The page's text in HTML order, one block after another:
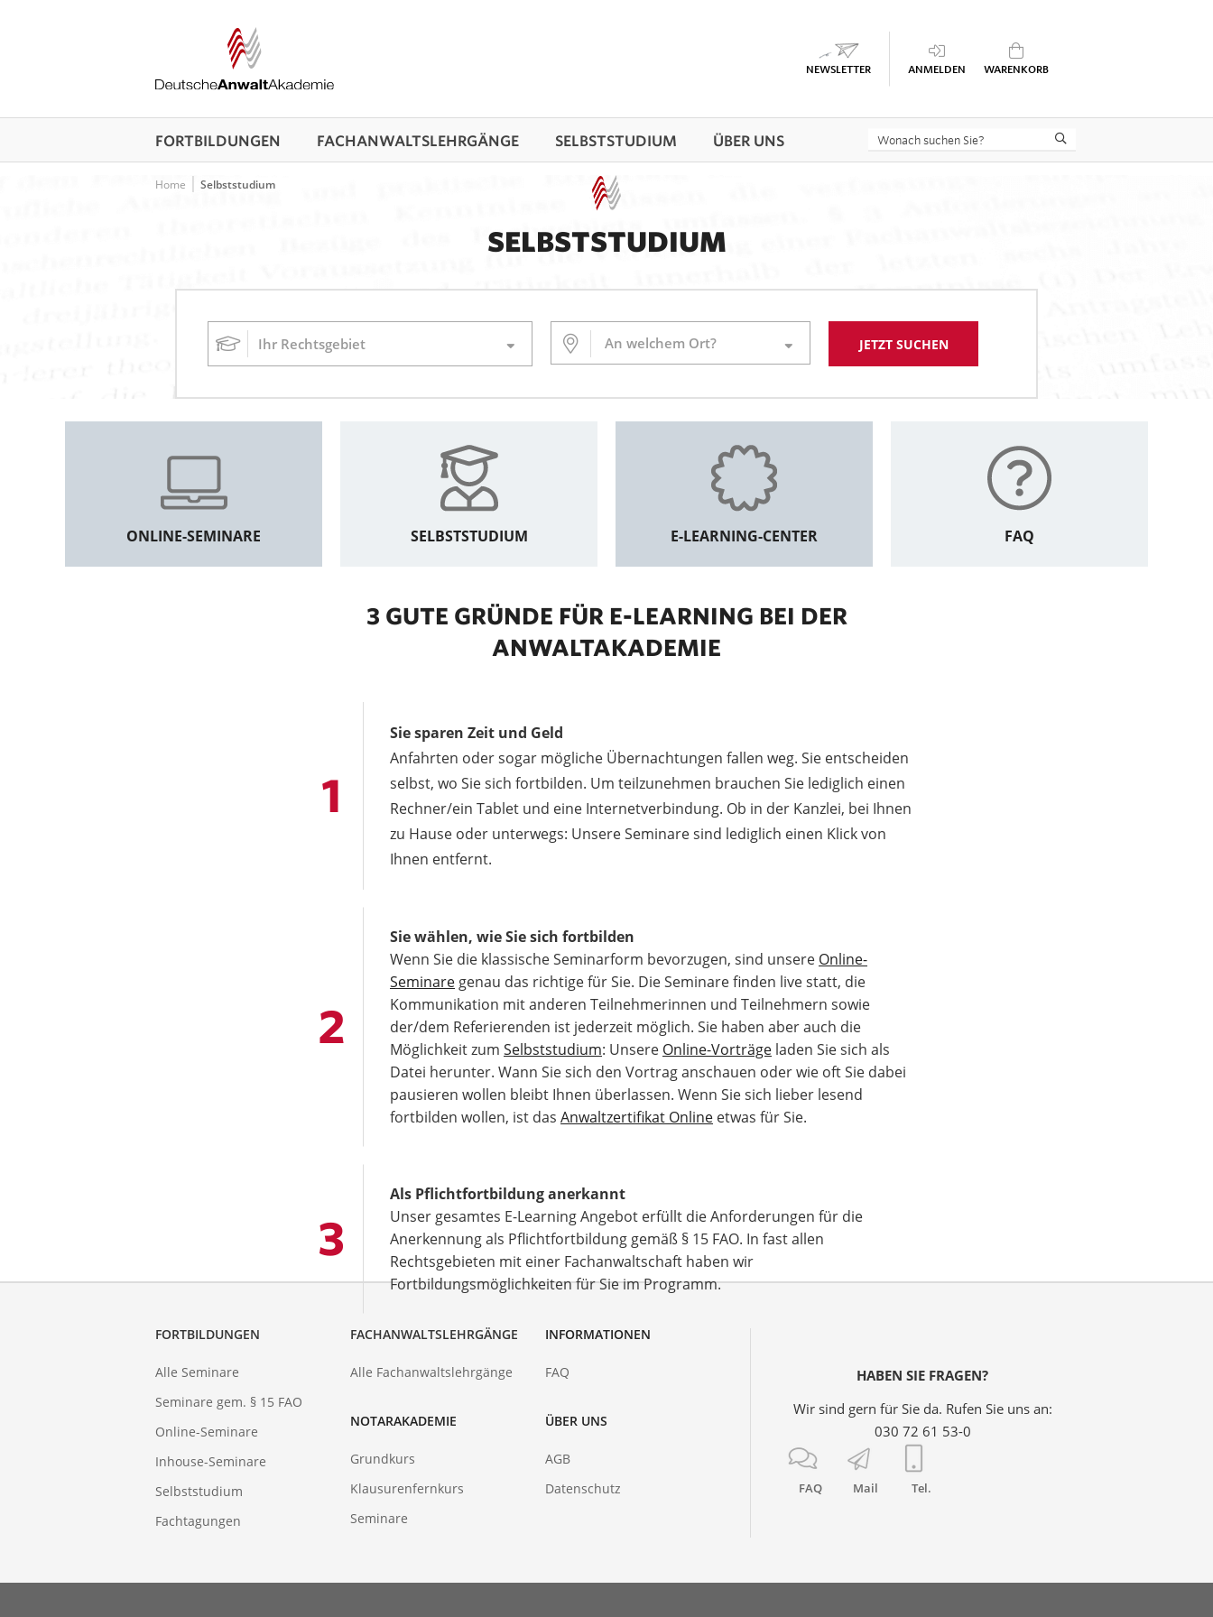
FORTBILDUNGEN FACHANWALTS­LEHRGÄNGE SELBSTSTUDIUM ÜBER UNS
Home Selbststudium
SELBSTSTUDIUM
Ihr Rechtsgebiet
ONLINE-SEMINARE SELBSTSTUDIUM E-LEARNING-CENTER FAQ
3 GUTE GRÜNDE FÜR E-LEARNING BEI DER
ANWALTAKADEMIE
Sie sparen Zeit und Geld
Anfahrten oder sogar mögliche Übernachtungen fallen weg. Sie entscheiden
selbst, wo Sie sich fortbilden. Um teilzunehmen brauchen Sie lediglich einen
Rechner/ein Tablet und eine Internetverbindung. Ob in der Kanzlei, bei Ihnen
zu Hause oder unterwegs: Unsere Seminare sind lediglich einen Klick von
Ihnen entfernt.
Sie wählen, wie Sie sich fortbilden
Wenn Sie die klassische Seminarform bevorzugen, sind unsere Online-
Seminare genau das richtige für Sie. Die Seminare finden live statt, die
Kommunikation mit anderen Teilnehmerinnen und Teilnehmern sowie
der/dem Referierenden ist jederzeit möglich. Sie haben aber auch die
Möglichkeit zum Selbststudium: Unsere Online-Vorträge laden Sie sich als
Datei herunter. Wann Sie sich den Vortrag anschauen oder wie oft Sie dabei
pausieren wollen bleibt Ihnen überlassen. Wenn Sie sich lieber lesend
fortbilden wollen, ist das Anwaltzertifikat Online etwas für Sie.
Als Pflichtfortbildung anerkannt
Unser gesamtes E-Learning Angebot erfüllt die Anforderungen für die
Anerkennung als Pflichtfortbildung gemäß § 15 FAO. In fast allen
Rechtsgebieten mit einer Fachanwaltschaft haben wir
Fortbildungsmöglichkeiten für Sie im Programm.
FORTBILDUNGEN
Alle Seminare
Seminare gem. § 15 FAO
Online-Seminare
Inhouse-Seminare
Selbststudium
Fachtagungen
FACHANWALTSLEHRGÄNGE
Alle Fachanwaltslehrgänge
NOTARAKADEMIE
Grundkurs
Klausurenfernkurs
Seminare
INFORMATIONEN
FAQ
ÜBER UNS
AGB
Datenschutz
FAQ Mail Tel.
HABEN SIE FRAGEN?
Wir sind gern für Sie da. Rufen Sie uns an:
030 72 61 53-0